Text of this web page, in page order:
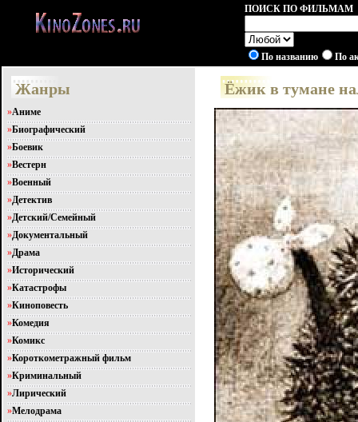
ПОИСК ПО ФИЛЬМАМ
По названию По
Жанры
»Аниме
»Биографический
»Боевик
»Вестерн
»Военный
»Детектив
»Детский/Семейный
»Документальный
»Драма
»Исторический
»Катастрофы
»Киноповесть
»Комедия
»Комикс
»Короткометражный фильм
»Криминальный
»Лирический
»Мелодрама
Ёжик в тумане